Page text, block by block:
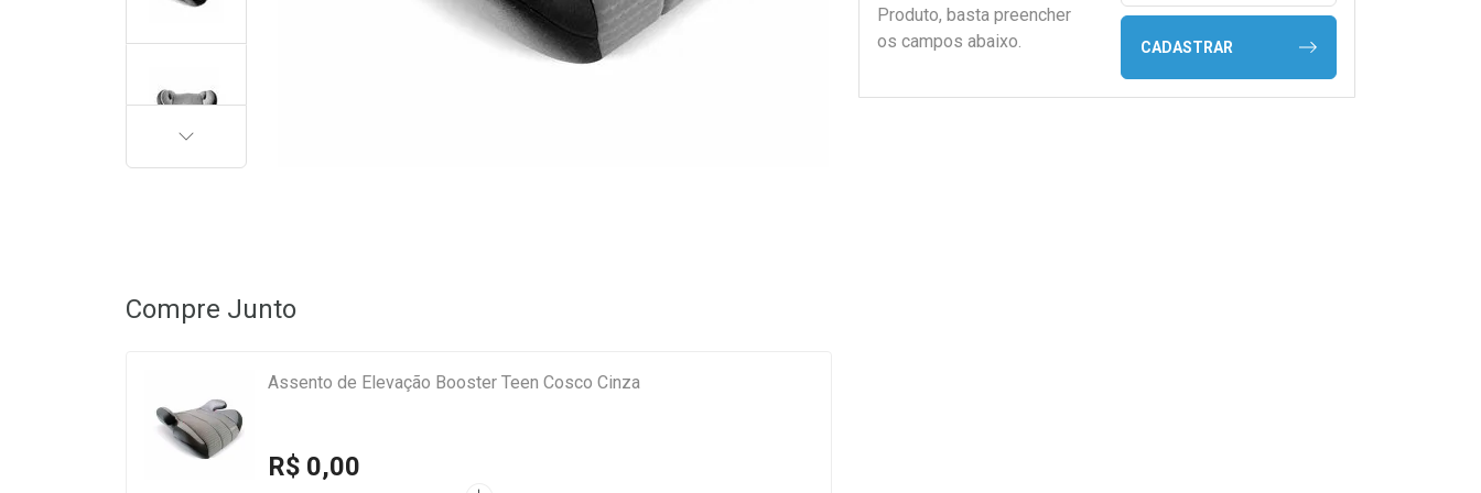
Produto, basta preencher
os campos abaixo.
CADASTRAR
PRÓXIMA
Compre Junto
Assento de Elevação Booster Teen Cosco Cinza
R$ 0,00